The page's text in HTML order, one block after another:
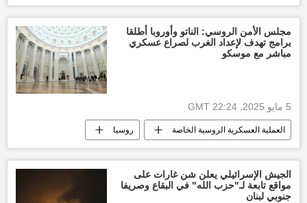
أخبار اليمن الأن الولايات المتحدة الأمريكية
العالم العربي
مجلس الأمن الروسي: الناتو وأوروبا أطلقا
برامج تهدف لإعداد الغرب لصراع عسكري
مباشر مع موسكو
5 مايو 2025, 22:24 GMT
العملية العسكرية الروسية الخاصة روسيا
أخبار أوكرانيا الناتو
الجيش الإسرائيلي يعلن شن غارات على
مواقع تابعة لـ"حزب الله" في البقاع وصريفا
جنوبي لبنان